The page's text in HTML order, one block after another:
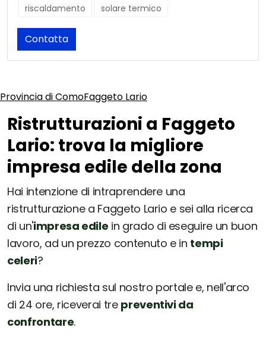
riscaldamento
solare termico
Contatta
Provincia di ComoFaggeto Lario
Ristrutturazioni a Faggeto
Lario: trova la migliore
impresa edile della zona
Hai intenzione di intraprendere una
ristrutturazione a Faggeto Lario e sei alla ricerca
di un'impresa edile in grado di eseguire un buon
lavoro, ad un prezzo contenuto e in tempi
celeri?
Invia una richiesta sul nostro portale e, nell'arco
di 24 ore, riceverai tre preventivi da
confrontare.